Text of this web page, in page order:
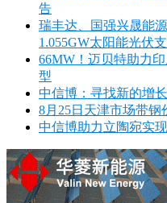
告
瑞丰达、国强兴晟能
1.055GW太阳能光伏
66MW！迈贝特助力
型
中信博：寻找新的增
8月25日天津市场带钢
中信博助力立陶宛实